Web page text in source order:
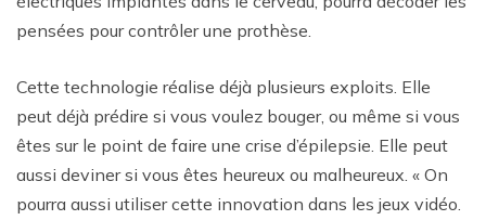
pensées pour contrôler une prothèse.
Cette technologie réalise déjà plusieurs exploits. Elle
peut déjà prédire si vous voulez bouger, ou même si vous
êtes sur le point de faire une crise d’épilepsie. Elle peut
aussi deviner si vous êtes heureux ou malheureux. « On
pourra aussi utiliser cette innovation dans les jeux vidéo.